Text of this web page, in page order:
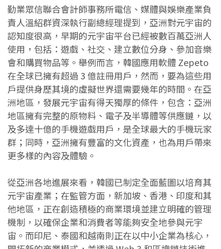
勤業眾信聯合會計師事務所電信、媒體與娛樂產業負
責人溫紹群資深執行副總經理提到，亞洲對元宇宙的
認知度很高，早期的元宇宙平台已經被數百萬亞洲人
使用，包括：遊戲、社交、建立數位分身、參加音樂
會和購買物品等。舉例而言，韓國應用軟體 Zepeto
在全球已擁有超過 3 億註冊用戶，然而，要為這些用
戶提供身歷其境的虛擬世界還需要幾年的時間。在亞
洲地區，發展元宇宙有得天獨厚的條件，包含：亞洲
地區擁有完整的原物料、電子及半導體等供應鏈，以
及多達十億的手機遊戲用戶，是全球最大的手機玩家
群；同時，亞洲擁有豐富的文化資產，也為用戶帶來
更多樣的內容及體驗。
從亞洲各地進展來看，韓國已制定全面藍圖以培育其
元宇宙產業；在監管方面，新加坡、香港、印度和其
他地區，正在創造積極的商業環境並建立明確的管理
機制，以確保企業和消費者等能夠安全地參與元宇
宙。而印尼、泰國和越南則正在以中小企業為核心，